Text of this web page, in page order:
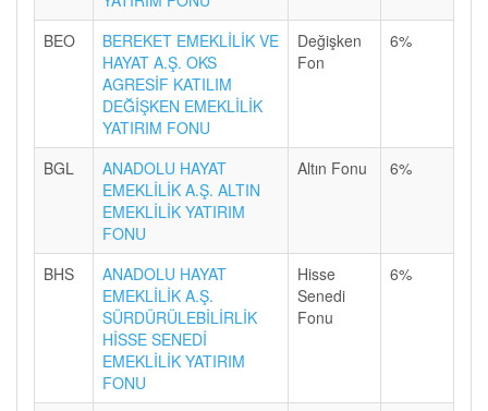
BEO
BEREKET EMEKLİLİK VE
HAYAT A.Ş. OKS
AGRESİF KATILIM
DEĞİŞKEN EMEKLİLİK
YATIRIM FONU
Değişken
Fon
6%
BGL
ANADOLU HAYAT
EMEKLİLİK A.Ş. ALTIN
EMEKLİLİK YATIRIM
FONU
Altın Fonu 6%
BHS
ANADOLU HAYAT
EMEKLİLİK A.Ş.
SÜRDÜRÜLEBİLİRLİK
HİSSE SENEDİ
EMEKLİLİK YATIRIM
FONU
Hisse
Senedi
Fonu
6%